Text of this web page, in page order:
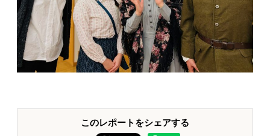
このレポートをシェアする